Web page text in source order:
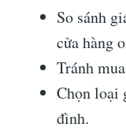
So sánh
cửa hàng
Tránh
Chọn loại
đình.